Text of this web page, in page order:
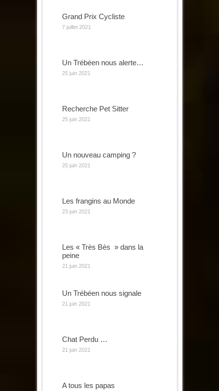
Grand Prix Cycliste
7 juillet 2021
Un Trébéen nous alerte…
25 juin 2021
Recherche Pet Sitter
25 juin 2021
Un nouveau camping ?
25 juin 2021
Les frangins au Monde
23 juin 2021
Les « Très Bès » dans la
peine
21 juin 2021
Un Trébéen nous signale
21 juin 2021
Chat Perdu …
21 juin 2021
A tous les papas